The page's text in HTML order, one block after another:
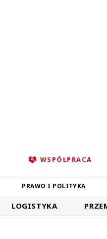
WSPÓŁPRACA
PRAWO I POLITYKA
LOGISTYKA